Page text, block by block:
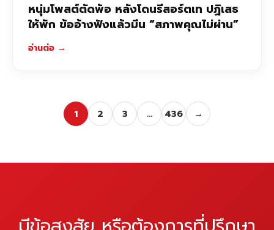
หนุ่มโพสต์ตัดพ้อ หลังโดนรีสอร์ตเท ปฏิเสธ
ให้พัก ข้ออ้างฟังแล้วมึน “สภาพคุณไม่ผ่าน”
อ่านต่อ →
1 2 3 … 436 →